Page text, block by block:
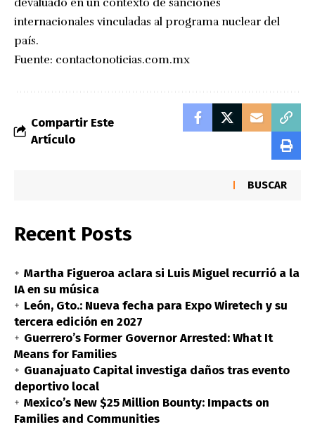
internacionales vinculadas al programa nuclear del
país.
Fuente: contactonoticias.com.mx
Compartir Este
Artículo
BUSCAR
Recent Posts
Martha Figueroa aclara si Luis Miguel recurrió a la
IA en su música
León, Gto.: Nueva fecha para Expo Wiretech y su
tercera edición en 2027
Guerrero’s Former Governor Arrested: What It
Means for Families
Guanajuato Capital investiga daños tras evento
deportivo local
Mexico’s New $25 Million Bounty: Impacts on
Families and Communities